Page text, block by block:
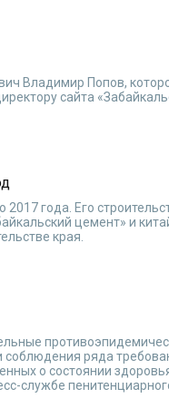
Владимир Попов,
сайта
года. Его
цемент» и
края.
соблюдения ряда
о состоянии
службе